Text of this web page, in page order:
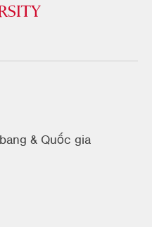
& Quốc gia